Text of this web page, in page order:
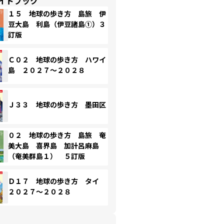
１５ 地球の歩き方 島旅 伊
豆大島 利島（伊豆諸島①）３
訂版
Ｃ０２ 地球の歩き方 ハワイ
島 ２０２７～２０２８
Ｊ３３ 地球の歩き方 墨田区
０２ 地球の歩き方 島旅 奄
美大島 喜界島 加計呂麻島
（奄美群島１） ５訂版
Ｄ１７ 地球の歩き方 タイ
２０２７～２０２８